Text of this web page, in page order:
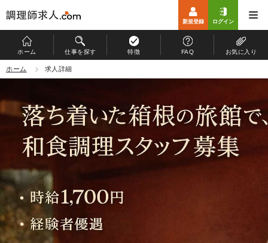
ホーム 仕事を探す 特徴 FAQ お気に入り
新規登録 ログイン
ホーム
特徴
お仕事開始までの流れ
よくある質問
マイページ
運営会社
ホーム 求人詳細